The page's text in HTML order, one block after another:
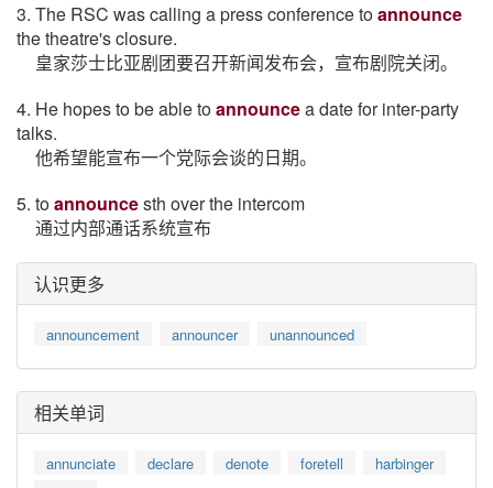
3. The RSC was calling a press conference toannounce
the theatre's closure.
皇家莎士比亚剧团要召开新闻发布会，宣布剧院关闭。
4. He hopes to be able toannouncea date for inter-party
talks.
他希望能宣布一个党际会谈的日期。
5. toannouncesth over the intercom
通过内部通话系统宣布
认识更多
announcement announcer unannounced
相关单词
annunciate declare denote foretell
harbinger